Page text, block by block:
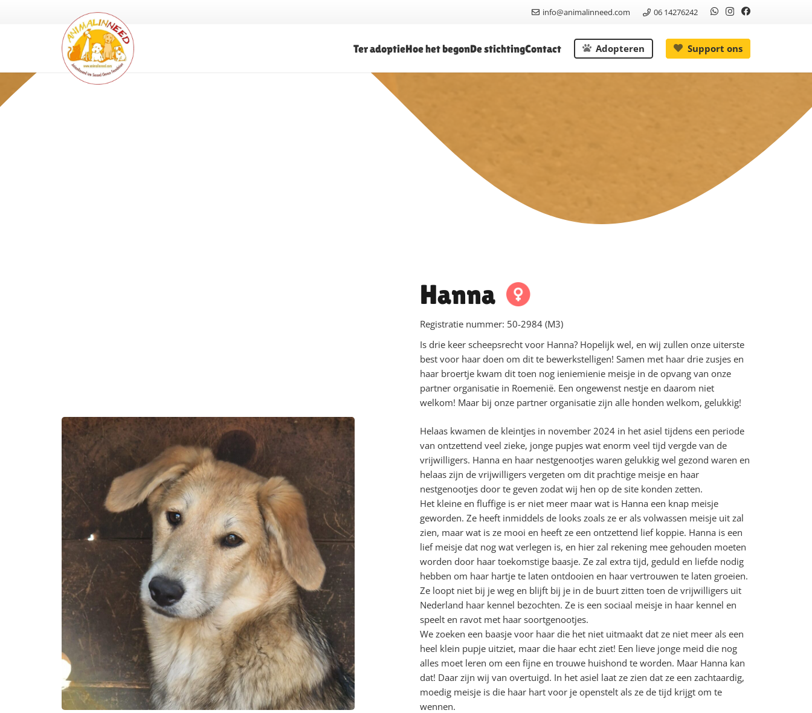
info@animalinneed.com 06 14276242
Ter adoptieHoe het begonDe stichtingContact Adopteren Support ons
Hanna
Registratie nummer: 50-2984 (M3)
Is drie keer scheepsrecht voor Hanna? Hopelijk wel, en wij zullen onze uiterste
best voor haar doen om dit te bewerkstelligen! Samen met haar drie zusjes en
haar broertje kwam dit toen nog ieniemienie meisje in de opvang van onze
partner organisatie in Roemenië. Een ongewenst nestje en daarom niet
welkom! Maar bij onze partner organisatie zijn alle honden welkom, gelukkig!
Helaas kwamen de kleintjes in november 2024 in het asiel tijdens een periode
van ontzettend veel zieke, jonge pupjes wat enorm veel tijd vergde van de
vrijwilligers. Hanna en haar nestgenootjes waren gelukkig wel gezond waren en
helaas zijn de vrijwilligers vergeten om dit prachtige meisje en haar
nestgenootjes door te geven zodat wij hen op de site konden zetten.
Het kleine en fluffige is er niet meer maar wat is Hanna een knap meisje
geworden. Ze heeft inmiddels de looks zoals ze er als volwassen meisje uit zal
zien, maar wat is ze mooi en heeft ze een ontzettend lief koppie. Hanna is een
lief meisje dat nog wat verlegen is, en hier zal rekening mee gehouden moeten
worden door haar toekomstige baasje. Ze zal extra tijd, geduld en liefde nodig
hebben om haar hartje te laten ontdooien en haar vertrouwen te laten groeien.
Ze loopt niet bij je weg en blijft bij je in de buurt zitten toen de vrijwilligers uit
Nederland haar kennel bezochten. Ze is een sociaal meisje in haar kennel en
speelt en ravot met haar soortgenootjes.
We zoeken een baasje voor haar die het niet uitmaakt dat ze niet meer als een
heel klein pupje uitziet, maar die haar echt ziet! Een lieve jonge meid die nog
alles moet leren om een fijne en trouwe huishond te worden. Maar Hanna kan
dat! Daar zijn wij van overtuigd. In het asiel laat ze zien dat ze een zachtaardig,
moedig meisje is die haar hart voor je openstelt als ze de tijd krijgt om te
wennen.